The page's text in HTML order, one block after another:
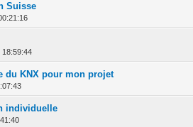
Suisse
5 en moyenne
123
18:59:44
sur 5 en moyenne
du KNX pour mon projet
sur 5 en moyenne
12345
individuelle
5 en moyenne
12345